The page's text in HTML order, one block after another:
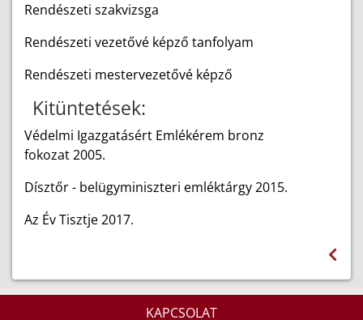
Rendészeti szakvizsga
Rendészeti vezetővé képző tanfolyam
Rendészeti mestervezetővé képző
Kitüntetések:
Védelmi Igazgatásért Emlékérem bronz
fokozat 2005.
Dísztőr - belügyminiszteri emléktárgy 2015.
Az Év Tisztje 2017.
KAPCSOLAT